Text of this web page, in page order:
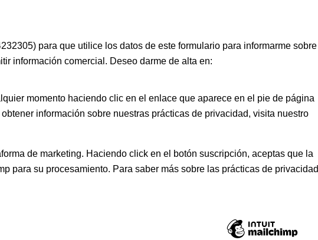
para que utilice los datos de este formulario para informarme sobre
información comercial. Deseo darme de alta en:
momento haciendo clic en el enlace que aparece en el pie de página
información sobre nuestras prácticas de privacidad, visita nuestro
de marketing. Haciendo click en el botón suscripción, aceptas que la
para su procesamiento. Para saber mássobre las prácticas de privacidad